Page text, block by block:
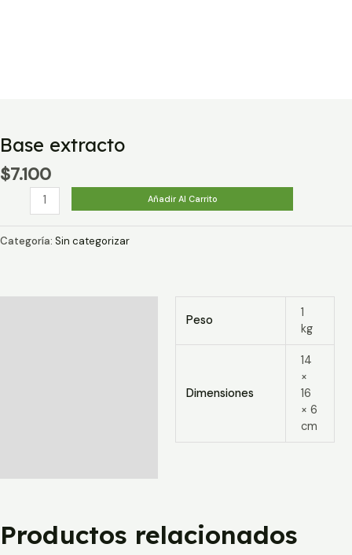
Base extracto
$7.100
extracto
cantidad
Añadir Al Carrito
Categoría: Sin categorizar
Peso
1
kg
Dimensiones
14
×
16
× 6
cm
Productos relacionados